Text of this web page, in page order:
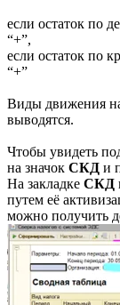
если остаток по
“+”,
если остаток по
“+”
Виды движения
выводятся.
Чтобы увидеть
на значок СКД и
На закладке СКД
путем её
можно получить